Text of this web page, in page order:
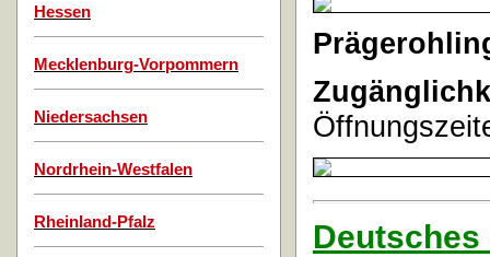
Hessen
Mecklenburg-Vorpommern
Niedersachsen
Nordrhein-Westfalen
Rheinland-Pfalz